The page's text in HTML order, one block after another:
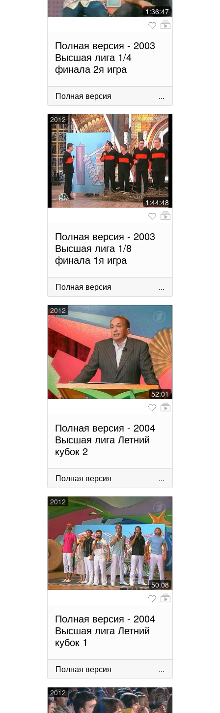
1:36:47
Полная версия - 2003
Высшая лига 1/4
финала 2я игра
Полная версия ...
2012
1:44:48
Полная версия - 2003
Высшая лига 1/8
финала 1я игра
Полная версия ...
2012
52:01
Полная версия - 2004
Высшая лига Летний
кубок 2
Полная версия ...
2012
50:08
Полная версия - 2004
Высшая лига Летний
кубок 1
Полная версия ...
2012